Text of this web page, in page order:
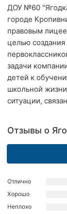
Житомир
Тернополь
Хмельницкий
Ровно
Одесса
Харьков
Львов
ДОУ №60
городе
правовым
целью создания
задачи
детей к
школьной
ситуации,
Отзывы о
Отлично
Хорошо
Неплохо